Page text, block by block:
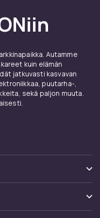
jotka
retkistä
löydät
ylimääräistä
lelut ovat
ne ovat muistojen
nyt että pitkälle
Autamme
kuin elämän
jatkuvasti kasvavan
puutarha-,
sekä paljon muuta.